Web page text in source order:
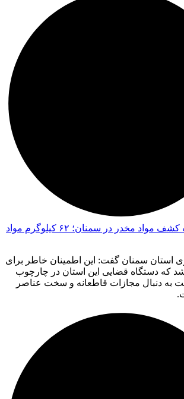
اجرا ۲ عملیات کشف مواد مخدر در سمنان؛ ۶۲ کیلوگرم مواد